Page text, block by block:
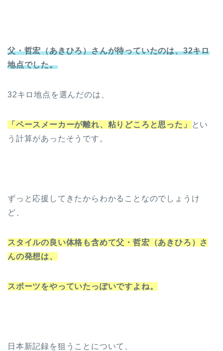
父・哲宏（あきひろ）さんが待っていたのは、32キロ
地点でした。
32キロ地点を選んだのは、
「ペースメーカーが離れ、粘りどころと思った」
とい
う計算があったそうです。
ずっと応援してきたからわかることなのでしょうけ
ど、
スタイルの良い体格も含めて父・哲宏（あきひろ）さ
んの発想は、
スポーツをやっていたっぽいですよね。
日本新記録を狙うことについて、